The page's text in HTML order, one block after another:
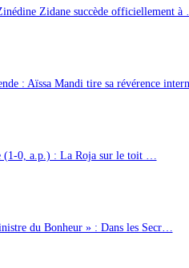
Zidane succède officiellement
: Aïssa Mandi tire sa révérence
(1-0, a.p.) : La Roja sur le toit …
du Bonheur » : Dans les Secr…